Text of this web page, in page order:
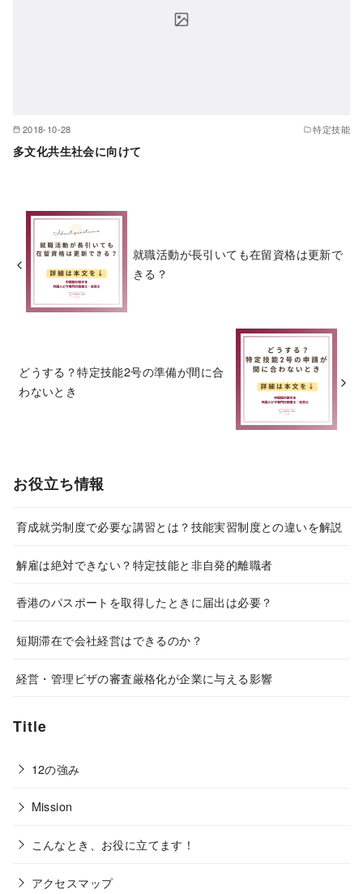
2018-10-28 特定技能
多文化共生社会に向けて
就職活動が長引いても在留資格は更新で
きる？
どうする？特定技能2号の準備が間に合
わないとき
お役立ち情報
育成就労制度で必要な講習とは？技能実習制度との違いを解説
解雇は絶対できない？特定技能と非自発的離職者
香港のパスポートを取得したときに届出は必要？
短期滞在で会社経営はできるのか？
経営・管理ビザの審査厳格化が企業に与える影響
Title
12の強み
Mission
こんなとき、お役に立てます！
アクセスマップ